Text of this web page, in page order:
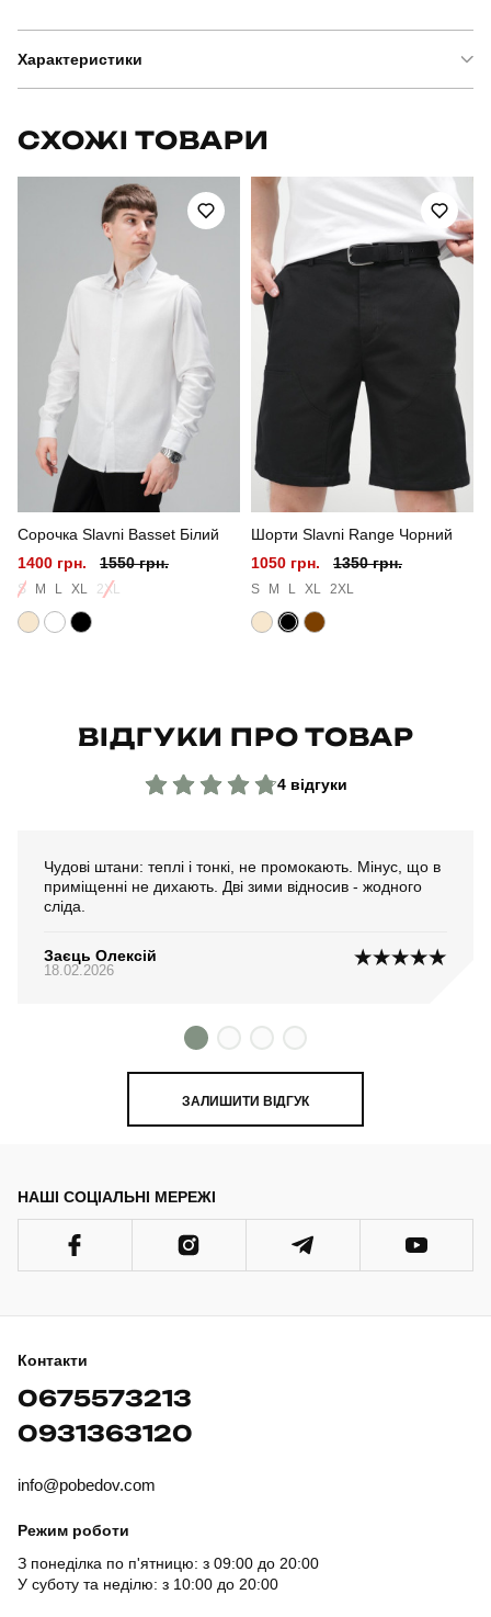
Характеристики
PNcr13622XLmk
штани-карго
Призначення тактичні
Стать чоловічий
Стиль військовий
Сезон весна
Колір мультикам
Матеріал
СХОЖІ ТОВАРИ
Сорочка Slavni Basset Білий
1400 грн.
1550 грн.
S M L XL 2XL
Шорти Slavni Range Чорний
1050 грн.
1350 грн.
S M L XL 2XL
ВІДГУКИ ПРО ТОВАР
4 відгуки
Чудові штани: теплі і тонкі, не промокають. Мінус, що в
приміщенні не дихають. Дві зими відносив - жодного
сліда.
Заєць Олексій
18.02.2026
ЗАЛИШИТИ ВІДГУК
НАШІ СОЦІАЛЬНІ МЕРЕЖІ
Контакти
0675573213
0931363120
info@pobedov.com
Режим роботи
З понеділка по п'ятницю: з 09:00 до 20:00
У суботу та неділю: з 10:00 до 20:00